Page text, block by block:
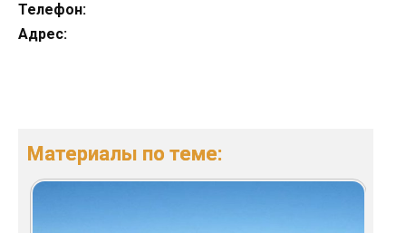
Телефон:
Адрес:
Материалы по теме: